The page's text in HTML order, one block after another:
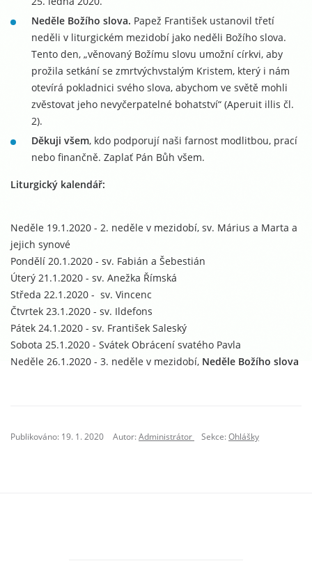
Neděle Božího slova. Papež František ustanovil třetí
neděli v liturgickém mezidobí jako neděli Božího slova.
Tento den, „věnovaný Božímu slovu umožní církvi, aby
prožila setkání se zmrtvýchvstalým Kristem, který i nám
otevírá pokladnici svého slova, abychom ve světě mohli
zvěstovat jeho nevyčerpatelné bohatství“ (Aperuit illis čl.
2).
Děkuji všem, kdo podporují naši farnost modlitbou, prací
nebo finančně. Zaplať Pán Bůh všem.
Liturgický kalendář:
Neděle 19.1.2020 - 2. neděle v mezidobí, sv. Márius a Marta a
jejich synové
Pondělí 20.1.2020 - sv. Fabián a Šebestián
Úterý 21.1.2020 - sv. Anežka Římská
Středa 22.1.2020 - sv. Vincenc
Čtvrtek 23.1.2020 - sv. Ildefons
Pátek 24.1.2020 - sv. František Saleský
Sobota 25.1.2020 - Svátek Obrácení svatého Pavla
Neděle 26.1.2020 - 3. neděle v mezidobí, Neděle Božího slova
Publikováno: 19. 1. 2020 Autor:Administrátor Sekce:Ohlášky